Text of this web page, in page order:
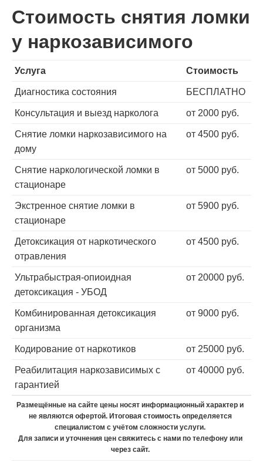
Стоимость снятия ломки
у наркозависимого
Услуга Стоимость
Диагностика состояния БЕСПЛАТНО
Консультация и выезд нарколога от 2000 руб.
Снятие ломки наркозависимого на
дому
от 4500 руб.
Снятие наркологической ломки в
стационаре
от 5000 руб.
Экстренное снятие ломки в
стационаре
от 5900 руб.
Детоксикация от наркотического
отравления
от 4500 руб.
Ультрабыстрая-опиоидная
детоксикация - УБОД
от 20000 руб.
Комбинированная детоксикация
организма
от 9000 руб.
Кодирование от наркотиков от 25000 руб.
Реабилитация наркозависимых с
гарантией
от 40000 руб.
Размещённые на сайте цены носят информационный характер и
не являются офертой. Итоговая стоимость определяется
специалистом с учётом сложности услуги.
Для записи и уточнения цен свяжитесь с нами по телефону или
через сайт.